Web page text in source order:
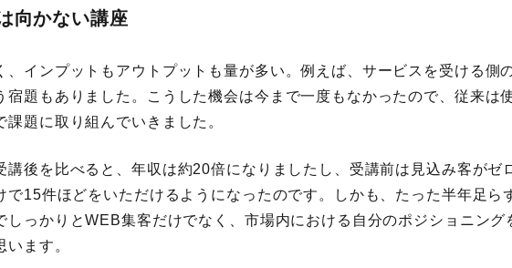
向かない講座
、インプットもアウトプットも量が多い。例えば、サービスを受ける側
宿題もありました。こうした機会は今まで一度もなかったので、従来は
題に取り組んでいきました。
講後を比べると、年収は約20倍になりましたし、受講前は見込み客がゼ
で15件ほどをいただけるようになったのです。しかも、たった半年足ら
しっかりとWEB集客だけでなく、市場内における自分のポジショニング
ます。